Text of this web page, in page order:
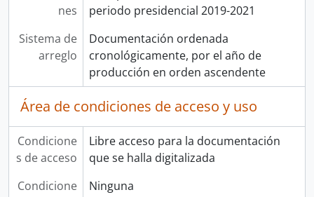
nes
periodo presidencial 2019-2021
Sistema de
arreglo
Documentación ordenada
cronológicamente, por el año de
producción en orden ascendente
Área de condiciones de acceso y uso
Condicione
s de acceso
Libre acceso para la documentación
que se halla digitalizada
Condicione
Ninguna